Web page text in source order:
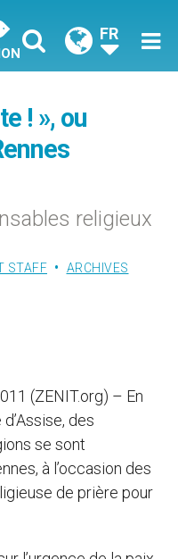
FR
! », ou
religieux
STAFF ARCHIVES
(ZENIT.org) – En
des
se sont
à l’occasion des
de prière pour